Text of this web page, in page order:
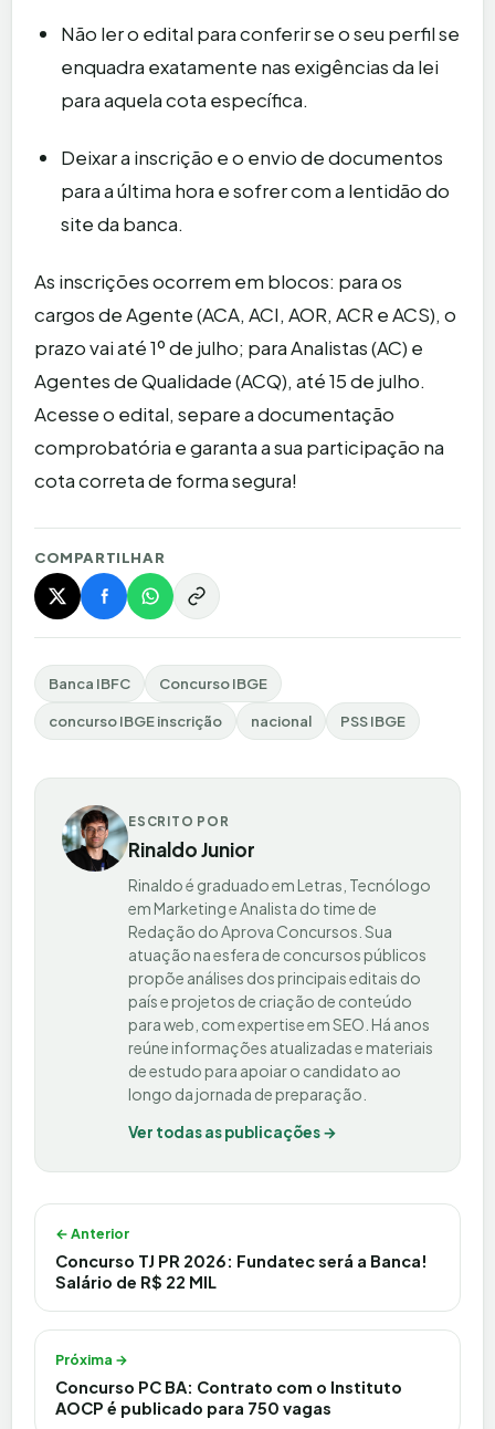
Não ler o edital para conferir se o seu perfil se
enquadra exatamente nas exigências da lei
para aquela cota específica.
Deixar a inscrição e o envio de documentos
para a última hora e sofrer com a lentidão do
site da banca.
As inscrições ocorrem em blocos: para os
cargos de Agente (ACA, ACI, AOR, ACR e ACS), o
prazo vai até 1º de julho; para Analistas (AC) e
Agentes de Qualidade (ACQ), até 15 de julho.
Acesse o edital, separe a documentação
comprobatória e garanta a sua participação na
cota correta de forma segura!
COMPARTILHAR
Banca IBFC Concurso IBGE
concurso IBGE inscrição nacional PSS IBGE
ESCRITO POR
Rinaldo Junior
Rinaldo é graduado em Letras, Tecnólogo
em Marketing e Analista do time de
Redação do Aprova Concursos. Sua
atuação na esfera de concursos públicos
propõe análises dos principais editais do
país e projetos de criação de conteúdo
para web, com expertise em SEO. Há anos
reúne informações atualizadas e materiais
de estudo para apoiar o candidato ao
longo da jornada de preparação.
Ver todas as publicações →
Navegação de Post
← Anterior
Concurso TJ PR 2026: Fundatec será a Banca!
Salário de R$ 22 MIL
Próxima →
Concurso PC BA: Contrato com o Instituto
AOCP é publicado para 750 vagas